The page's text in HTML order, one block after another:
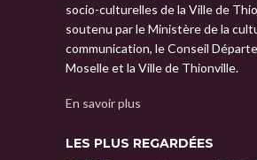
socio-culturelles de la Ville de
soutenu par le Ministère de la
communication, le Conseil
Moselle et la Ville de Thionville.
En savoir plus
LES PLUS REGARDÉES